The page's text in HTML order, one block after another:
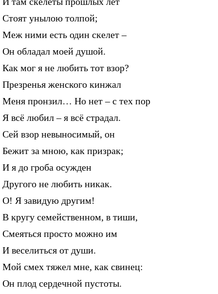
Стоят унылою толпой;
Меж ними есть один скелет –
Он обладал моей душой.
Как мог я не любить тот взор?
Презренья женского кинжал
Меня пронзил… Но нет – с тех пор
Я всё любил – я всё страдал.
Сей взор невыносимый, он
Бежит за мною, как призрак;
И я до гроба осужден
Другого не любить никак.
О! Я завидую другим!
В кругу семейственном, в тиши,
Смеяться просто можно им
И веселиться от души.
Мой смех тяжел мне, как свинец:
Он плод сердечной пустоты.